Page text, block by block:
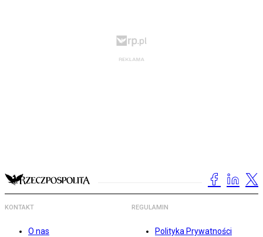
KONTAKT
O nas
REGULAMIN
Polityka Prywatności